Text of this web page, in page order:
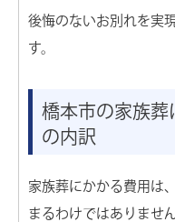
最優先でご対応し
最短で病
後悔のないお別れを実
す。
橋本市の家族葬
の内訳
家族葬にかかる費用は
まるわけではありません